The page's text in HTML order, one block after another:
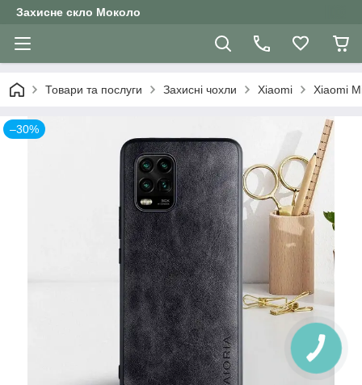
Захисне скло Moколо
Товари та послуги Захисні чохли Xiaomi Xiaomi
–30%